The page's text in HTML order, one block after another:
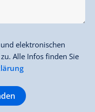
elektronischen
Alle Infos finden Sie